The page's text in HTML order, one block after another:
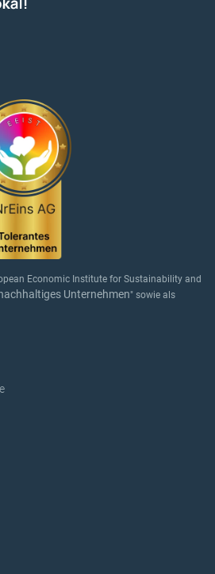
Economic Institute for Sustainability and
Unternehmen" sowie als